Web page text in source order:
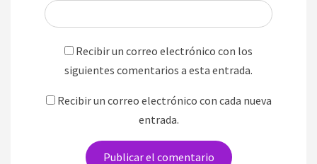
Recibir un correo electrónico con los
siguientes comentarios a esta entrada.
Recibir un correo electrónico con cada nueva
entrada.